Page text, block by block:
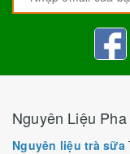
Nguyên Liệu
Nguyên liệu trà sữa